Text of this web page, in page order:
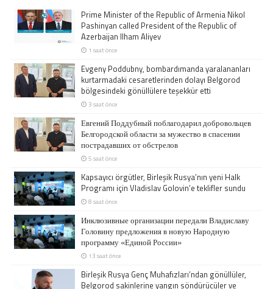
Prime Minister of the Republic of Armenia Nikol
Pashinyan called President of the Republic of
Azerbaijan Ilham Aliyev
1 saat önce
Evgeny Poddubny, bombardımanda yaralananları
kurtarmadaki cesaretlerinden dolayı Belgorod
bölgesindeki gönüllülere teşekkür etti
3 saat önce
Евгений Поддубный поблагодарил добровольцев
Белгородской области за мужество в спасении
пострадавших от обстрелов
5 saat önce
Kapsayıcı örgütler, Birleşik Rusya’nın yeni Halk
Programı için Vladislav Golovin’e teklifler sundu
8 saat önce
Инклюзивные организации передали Владиславу
Головину предложения в новую Народную
программу «Единой России»
13 saat önce
Birleşik Rusya Genç Muhafızları’ndan gönüllüler,
Belgorod sakinlerine yangın söndürücüler ve